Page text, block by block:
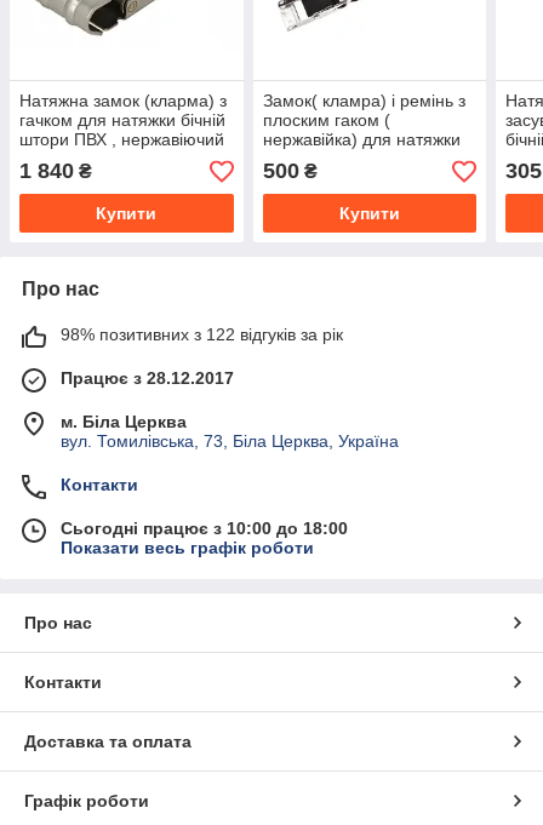
Натяжна замок (кларма) з
гачком для натяжки бічній
штори ПВХ , нержавіючий
Німеччина
1 840 ₴
Купити
Замок( кламра) і ремінь з
плоским гаком (
нержавійка) для натяжки
бічних штор напівпричепа
500₴
Купити
305
Про нас
98% позитивних з 122 відгуків за рік
Працює з 28.12.2017
м. Біла Церква
вул. Томилівська, 73, Біла Церква, Україна
Контакти
Сьогодні працює з 10:00 до 18:00
Показати весь графік роботи
Про нас
Контакти
Доставка та оплата
Графік роботи